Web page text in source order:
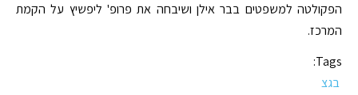
הפקולטה למשפטים בבר אילן ושיבחה את פרופ' ליפשיץ על הקמת
המרכז.
Tags:
בגצ